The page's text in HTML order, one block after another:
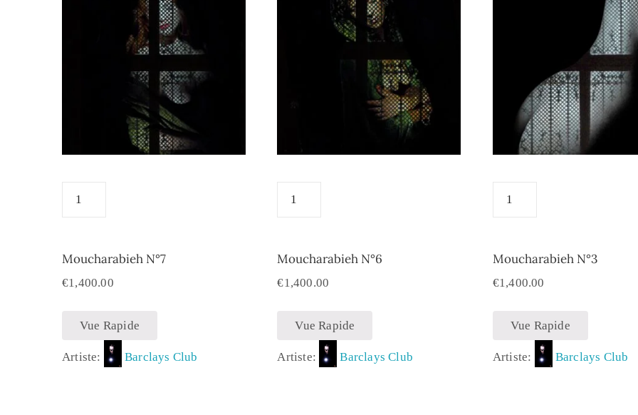
Moucharabieh N°7
€1,400.00
Vue Rapide
Artiste: Barclays Club
Moucharabieh N°6
€1,400.00
Vue Rapide
Artiste: Barclays Club
Moucharabieh N°3
€1,400.00
Vue Rapide
Artiste: Barclays Club